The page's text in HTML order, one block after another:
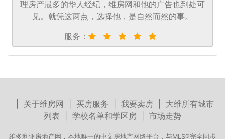
理房产最多的华人经纪，维房网和他的广告也到处可
见。就凭这两点，选择他，是自然而然的事。
服务：
关于维房网 买房服务 我要卖房
大维所有城市
列表
学校名单和学区房 市场走势
维多利亚房地产网，本地唯一的中文房地产网络平台，与MLS®完全同步